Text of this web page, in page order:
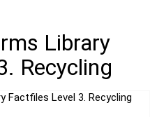
Library
Recycling